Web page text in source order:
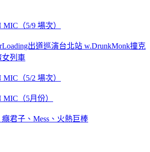
（5/9 場次）
出道巡演台北站 w.DrunkMonk撞克
女列車
（5/2 場次）
（5月份）
君子、Mess、火熱巨棒